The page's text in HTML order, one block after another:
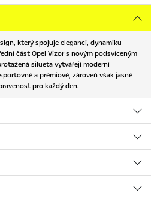
který spojuje eleganci, dynamiku
část Opel Vizor s novým podsvíceným
silueta vytvářejí moderní
a prémiově, zároveň však jasně
pro každý den.